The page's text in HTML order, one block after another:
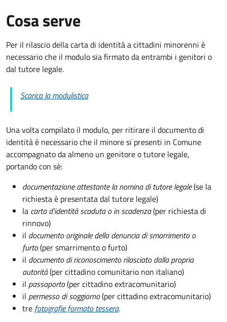
Cosa serve
Per il rilascio della carta di identità a cittadini minorenni è
necessario che il modulo sia firmato da entrambi i genitori o
dal tutore legale.
Scarica la modulistica
Una volta compilato il modulo, per ritirare il documento di
identità è necessario che il minore si presenti in Comune
accompagnato da almeno un genitore o tutore legale,
portando con sè:
documentazione attestante la nomina di tutore legale(se la
richiesta è presentata dal tutore legale)
la carta d'identità scaduta o in scadenza(per richiesta di
rinnovo)
il documento originale della denuncia di smarrimento o
furto(per smarrimento o furto)
il documento di riconoscimento rilasciato dalla propria
autorità(per cittadino comunitario non italiano)
il passaporto(per cittadino extracomunitario)
il permesso di soggiorno(per cittadino extracomunitario)
tre fotografie formato tessera.